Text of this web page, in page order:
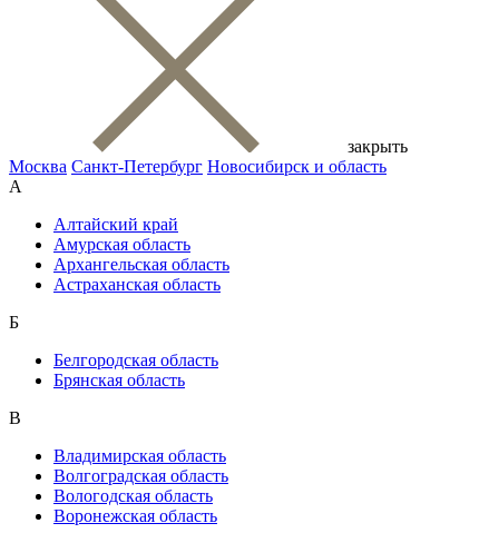
закрыть
Москва Санкт-Петербург Новосибирск и область
А
Алтайский край
Амурская область
Архангельская область
Астраханская область
Б
Белгородская область
Брянская область
В
Владимирская область
Волгоградская область
Вологодская область
Воронежская область